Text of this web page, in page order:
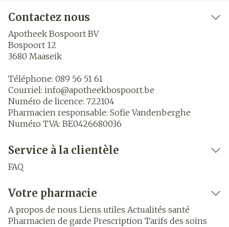
Contactez nous
Apotheek Bospoort BV
Bospoort 12
3680 Maaseik
Téléphone: 089 56 51 61
Courriel: info@apotheekbospoort.be
Numéro de licence: 722104
Pharmacien responsable: Sofie Vandenberghe
Numéro TVA: BE0426680036
Service à la clientèle
FAQ
Votre pharmacie
A propos de nous Liens utiles Actualités santé
Pharmacien de garde Prescription Tarifs des soins